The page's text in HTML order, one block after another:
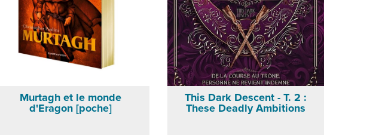
Murtagh et le monde
d'Eragon [poche]
This Dark Descent - T. 2 :
These Deadly Ambitions